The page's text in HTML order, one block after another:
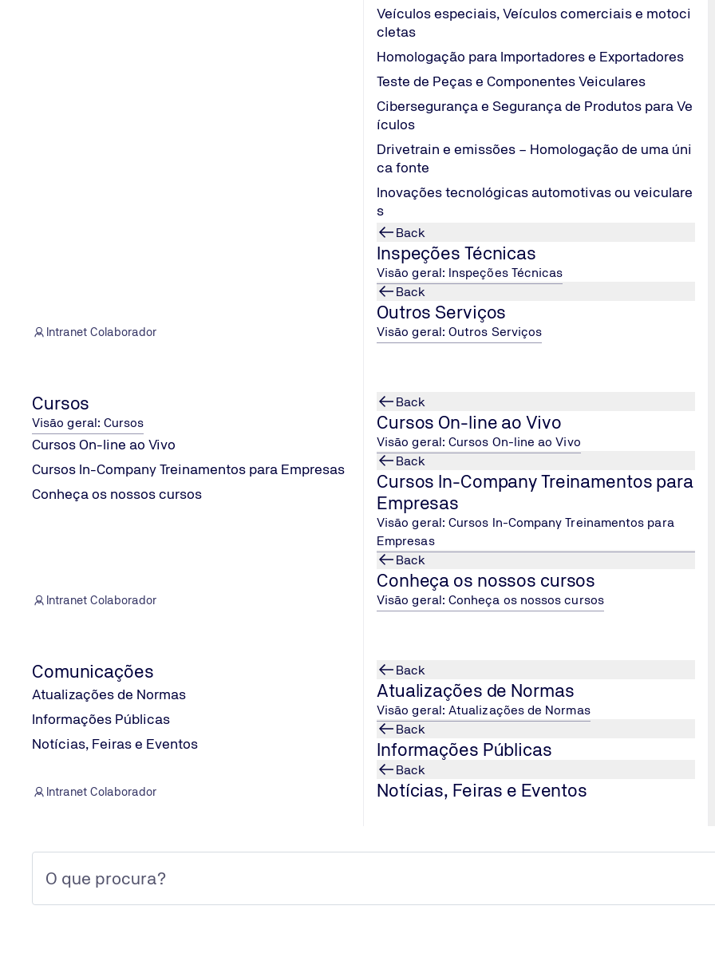
Intranet Colaborador
Veículos especiais, Veículos comerciais e motoci
cletas
Homologação para Importadores e Exportadores
Teste de Peças e Componentes Veiculares
Cibersegurança e Segurança de Produtos para Ve
ículos
Drivetrain e emissões – Homologação de uma úni
ca fonte
Inovações tecnológicas automotivas ou veiculare
s
Back
Inspeções Técnicas
Visão geral: Inspeções Técnicas
Back
Outros Serviços
Visão geral: Outros Serviços
Cursos
Visão geral: Cursos
Cursos On-line ao Vivo
Cursos In-Company Treinamentos para Empresas
Conheça os nossos cursos
Intranet Colaborador
Back
Cursos On-line ao Vivo
Visão geral: Cursos On-line ao Vivo
Back
Cursos In-Company Treinamentos para
Empresas
Visão geral: Cursos In-Company Treinamentos para
Empresas
Back
Conheça os nossos cursos
Visão geral: Conheça os nossos cursos
Comunicações
Atualizações de Normas
Informações Públicas
Notícias, Feiras e Eventos
Intranet Colaborador
Back
Atualizações de Normas
Visão geral: Atualizações de Normas
Back
Informações Públicas
Back
Notícias, Feiras e Eventos
Use este campo para informar qualquer detalhe relevante que facilite a análise do seu pedido.
Você pode enviar arquivos em PDF ou imagens que ajudem na avaliação do produto.
Onde estamos localizados
EMPRESA
Informações Públicas
Proteção de Dados Pessoais
Login Colaborador